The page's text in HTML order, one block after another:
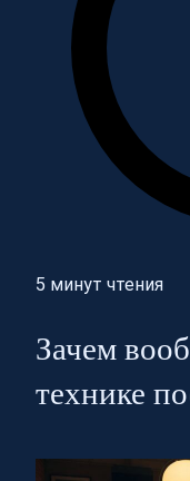
5 минут чтения
Зачем
технике